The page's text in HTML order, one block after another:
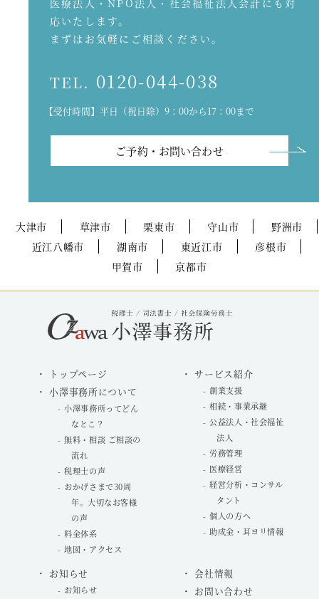
医療法人・NPO法人・社会福祉法人会計にも対
応いたします。
まずはお気軽にご相談ください。
TEL. 0120-044-038
【受付時間】平日（祝日除）9：00から17：00まで
ご予約・お問い合わせ
大津市 草津市 栗東市 守山市
野洲市
近江八幡市
湖南市 東近江市
彦根市
甲賀市
京都市
トップページ
小澤事務所について
小澤事務所ってどん
なとこ？
無料・相談 ご相談の
流れ
税理士の声
おかげさまで30周
年。大切なお客様
の声
料金体系
地図・アクセス
サービス紹介
創業支援
相続・事業承継
公益法人・社会福祉
法人
労務管理
医療経営
経営分析・コンサル
タント
個人の方へ
助成金・耳ヨリ情報
お知らせ
お知らせ
会社情報
お問い合わせ